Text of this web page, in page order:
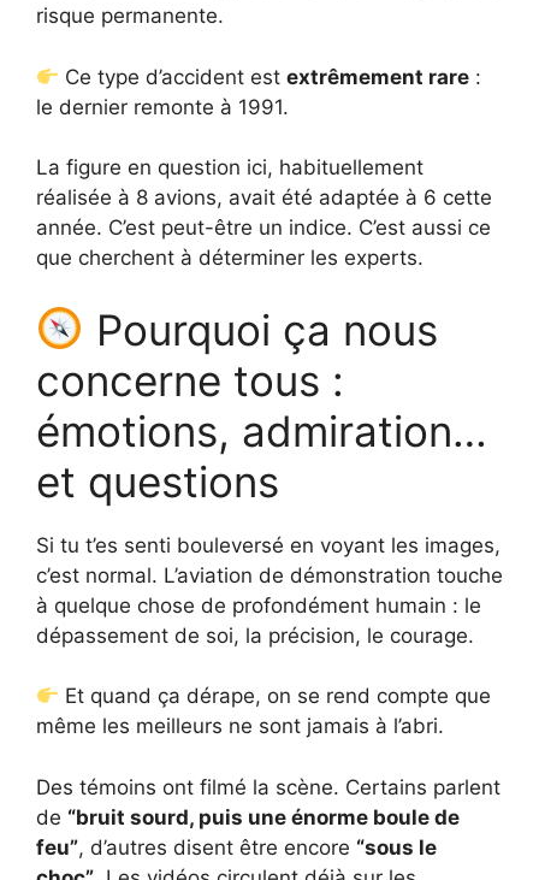
risque permanente.
Ce type d’accident estextrêmement rare :
le dernier remonte à 1991.
La figure en question ici, habituellement
réalisée à 8 avions, avait été adaptée à 6 cette
année. C’est peut-être un indice. C’est aussi ce
que cherchent à déterminer les experts.
Pourquoi ça nous
concerne tous :
émotions, admiration…
et questions
Si tu t’es senti bouleversé en voyant les images,
c’est normal. L’aviation de démonstration touche
à quelque chose de profondément humain : le
dépassement de soi, la précision, le courage.
Et quand ça dérape, on se rend compte que
même les meilleurs ne sont jamais à l’abri.
Des témoins ont filmé la scène. Certains parlent
de “bruit sourd, puis une énorme boule de
feu”, d’autres disent être encore “sous le